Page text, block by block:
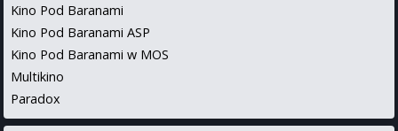
Kino Pod Baranami
Kino Pod Baranami ASP
Kino Pod Baranami w MOS
Multikino
Paradox